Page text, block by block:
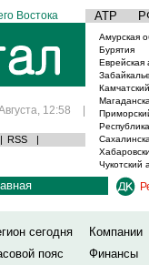
Востока АТР
12:58 |
| RSS |
Амурская
Бурятия
Еврейская
Чукотский
сегодня
Компании
пояс
Финансы